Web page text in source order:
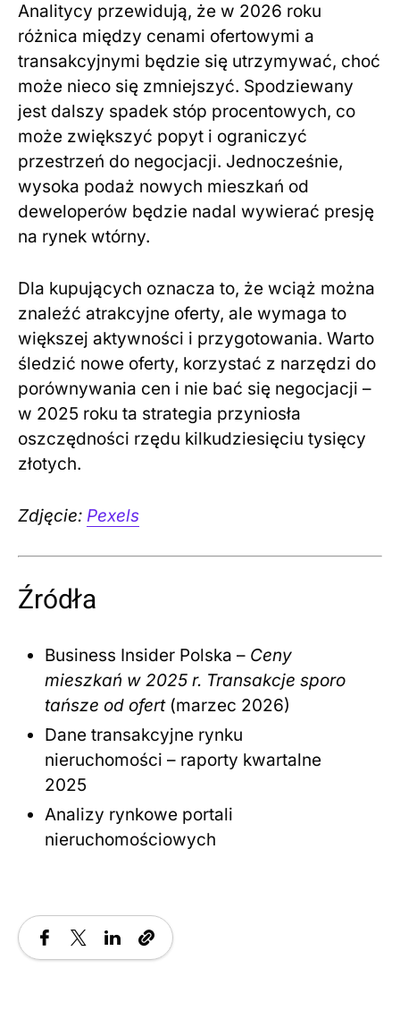
Analitycy przewidują, że w 2026 roku
różnica między cenami ofertowymi a
transakcyjnymi będzie się utrzymywać, choć
może nieco się zmniejszyć. Spodziewany
jest dalszy spadek stóp procentowych, co
może zwiększyć popyt i ograniczyć
przestrzeń do negocjacji. Jednocześnie,
wysoka podaż nowych mieszkań od
deweloperów będzie nadal wywierać presję
na rynek wtórny.
Dla kupujących oznacza to, że wciąż można
znaleźć atrakcyjne oferty, ale wymaga to
większej aktywności i przygotowania. Warto
śledzić nowe oferty, korzystać z narzędzi do
porównywania cen i nie bać się negocjacji –
w 2025 roku ta strategia przyniosła
oszczędności rzędu kilkudziesięciu tysięcy
złotych.
Zdjęcie: Pexels
Źródła
Business Insider Polska – Ceny
mieszkań w 2025 r. Transakcje sporo
tańsze od ofert(marzec 2026)
Dane transakcyjne rynku
nieruchomości – raporty kwartalne
2025
Analizy rynkowe portali
nieruchomościowych